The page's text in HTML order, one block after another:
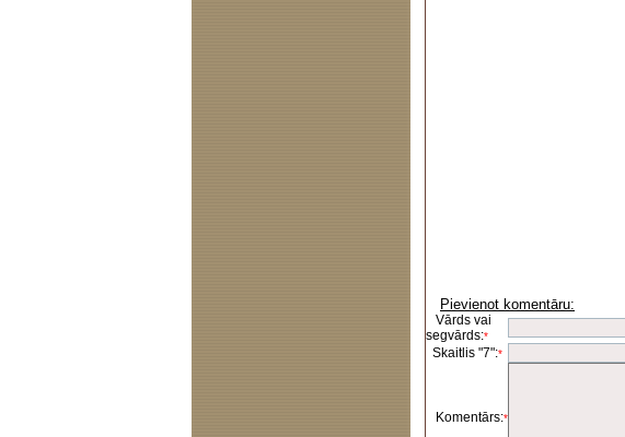
Pievienot komentāru:
Vārds vai
segvārds:*
Skaitlis "7":*
Komentārs:*